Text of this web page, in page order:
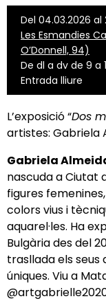
Del 04.03.2026 al
Les Esmandies
O’Donnell, 94)
De dl a dv de 9 a
Entrada lliure
L’exposició “Dos
artistes: Gabriela
Gabriela
nascuda a Ciutat
figures
colors vius i
aquarel·les. Ha
Bulgària des del
trasllada els seus
úniques. Viu a